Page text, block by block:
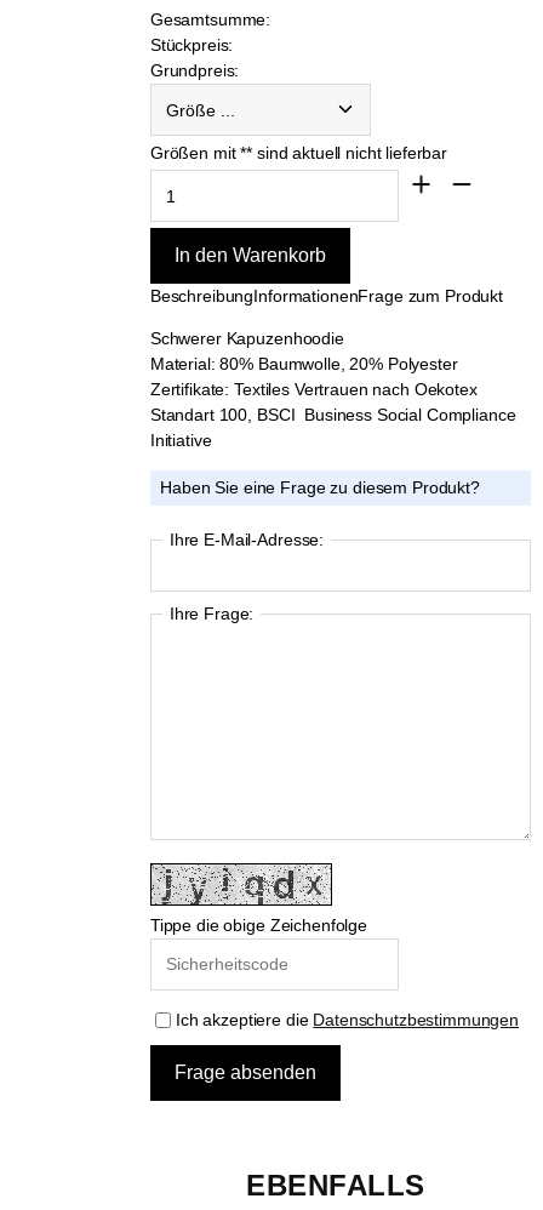
Gesamtsumme:
Stückpreis:
Grundpreis:
Größen mit ** sind aktuell nicht lieferbar
BeschreibungInformationenFrage zum Produkt
Schwerer Kapuzenhoodie
Material: 80% Baumwolle, 20% Polyester
Zertifikate: Textiles Vertrauen nach Oekotex
Standart 100, BSCI Business Social Compliance
Initiative
Haben Sie eine Frage zu diesem Produkt?
Ihre E-Mail-Adresse:
Ihre Frage:
Tippe die obige Zeichenfolge
Ich akzeptiere die Datenschutzbestimmungen
EBENFALLS